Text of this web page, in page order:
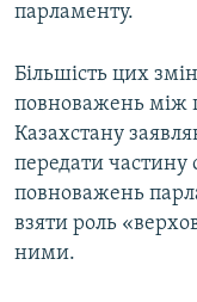
парламенту.
Більшість цих
повноважень між
Казахстану
передати
повноважень
взяти роль
ними.